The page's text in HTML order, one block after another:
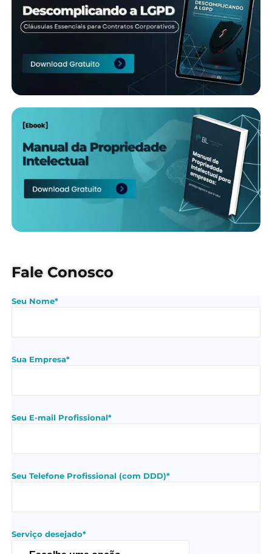
Fale Conosco
Seu Nome*
Sua Empresa*
Seu E-mail Profissional*
Seu Telefone Profissional (com DDD)*
Serviço desejado*